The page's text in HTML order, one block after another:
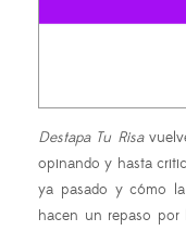
Destapa Tu Risa
opinando y hasta
ya pasado y cómo
hacen un repaso